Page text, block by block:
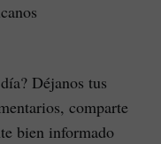
Déjanos tus
comparte
bien informado